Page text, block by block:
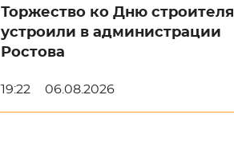
Торжество ко Дню строителя
устроили в администрации
Ростова
19:22 06.08.2026